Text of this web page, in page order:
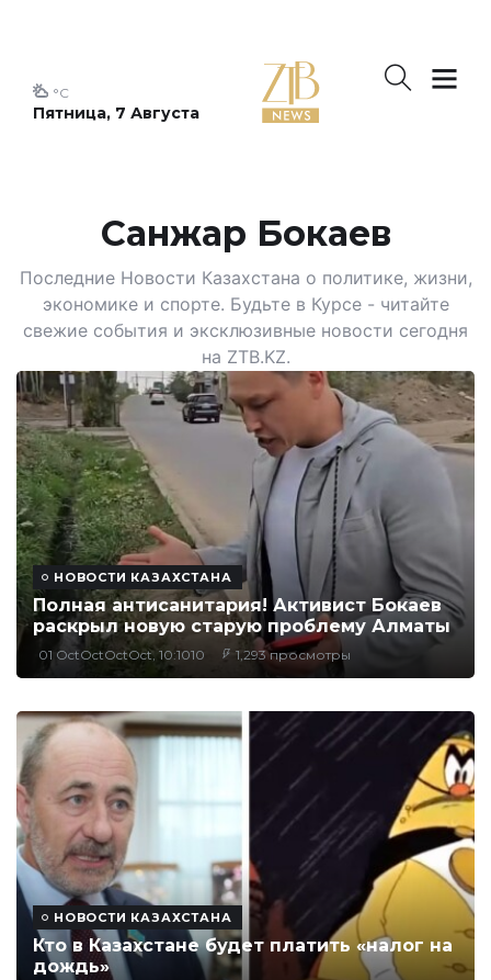
Пятница, 7 Августа
°C
Санжар Бокаев
Последние Новости Казахстана о политике, жизни,
экономике и спорте. Будьте в Курсе - читайте
свежие события и эксклюзивные новости сегодня
на ZTB.KZ.
НОВОСТИ КАЗАХСТАНА
Полная антисанитария! Активист Бокаев
раскрыл новую старую проблему Алматы
01 OctOctOctOct, 10:1010 1,293 просмотры
НОВОСТИ КАЗАХСТАНА
Кто в Казахстане будет платить «налог на
дождь»